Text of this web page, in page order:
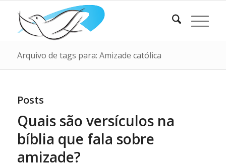
Arquivo de tags para: Amizade católica
Posts
Quais são versículos na
bíblia que fala sobre
amizade?